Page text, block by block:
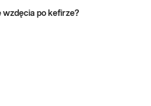
wzdęcia po kefirze?